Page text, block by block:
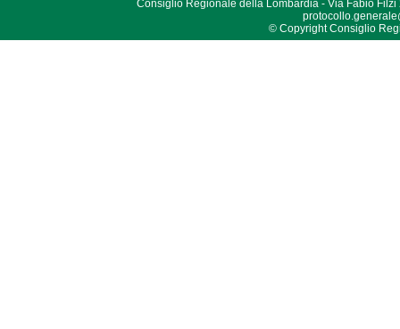
Consiglio Regionale della Lombardia - Via Fabio Filzi
© Copyright Consiglio